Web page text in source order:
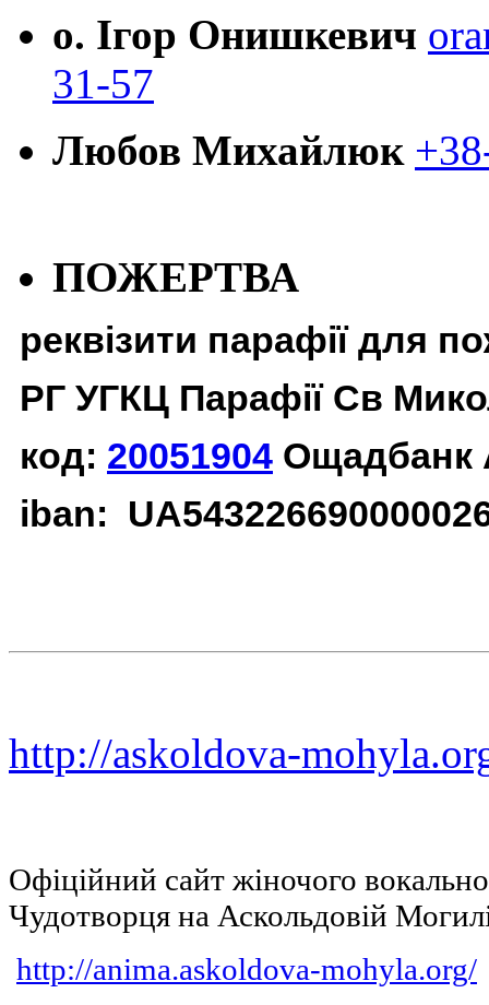
о. Ігор Онишкевич
31-57
Любов Михайлюк
ПОЖЕРТВА
реквізити парафії для
РГ УГКЦ Парафії Св
код: 20051904 Ощадбанк
iban:
http://askoldova-
Офіційний сайт жіночого
Чудотворця на Аскольдовій
http://anima.askoldova-mohyla.org/